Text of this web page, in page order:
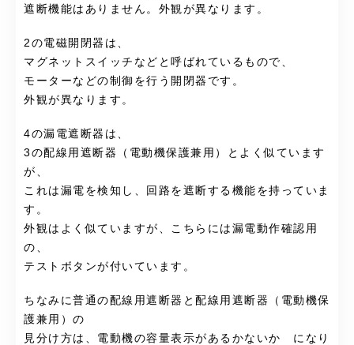
遮断機能はありません。外観が異なります。
2の電磁開閉器は、
マグネットスイッチなどと呼ばれているもので、
モーターなどの制御を行う開閉器です。
外観が異なります。
4の漏電遮断器は、
3の配線用遮断器（電動機保護兼用）とよく似ています
が、
これは漏電を検知し、回路を遮断する機能を持っていま
す。
外観はよく似ていますが、こちらには漏電動作確認用
の、
テストボタンが付いています。
ちなみに普通の配線用遮断器と配線用遮断器（電動機保
護兼用）の
見分け方は、電動機の容量表示があるかないか になり